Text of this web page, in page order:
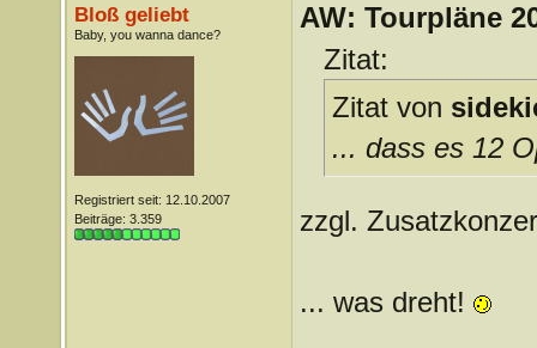
Bloß geliebt
Baby, you wanna dance?
Registriert seit: 12.10.2007
Beiträge: 3.359
AW: Tourpläne
Zitat:
Zitat von
... dass es 12
zzgl.
... was dreht!